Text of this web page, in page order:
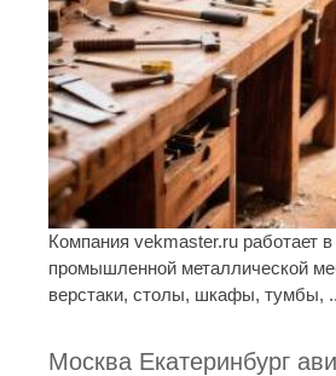
Компания vekmaster.ru работает
промышленной металлической
верстаки, столы, шкафы, тумбы,
Москва Екатеринбург